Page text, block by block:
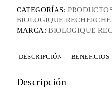
CATEGORÍAS:
BIOLOGIQUE RECHERCHE
MARCA:BIOLOGIQUE
DESCRIPCIÓN BENEFICIOS
Descripción